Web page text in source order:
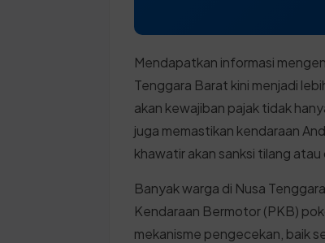
Mendapatkan informasi
Tenggara Barat kini menjadi
akan kewajiban pajak tidak
juga memastikan kendaraan
khawatir akan sanksi tilang
Banyak warga di Nusa
Kendaraan Bermotor (PKB)
mekanisme pengecekan, baik